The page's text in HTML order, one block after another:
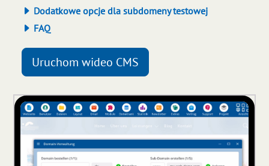
Dodatkowe opcje dla subdomeny testowej
FAQ
Uruchom wideo CMS